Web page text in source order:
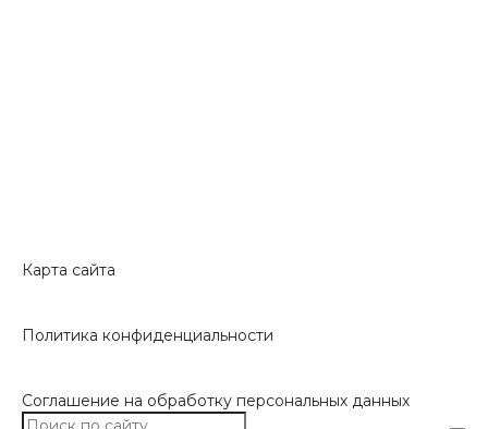
Карта сайта
Политика конфиденциальности
Соглашение на обработку персональных данных